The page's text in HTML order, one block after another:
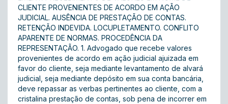
CLIENTE PROVENIENTES DE ACORDO EM AÇÃO
JUDICIAL. AUSÊNCIA DE PRESTAÇÃO DE CONTAS.
RETENÇÃO INDEVIDA. LOCUPLETAMENTO. CONFLITO
APARENTE DE NORMAS. PROCEDÊNCIA DA
REPRESENTAÇÃO. 1. Advogado que recebe valores
provenientes de acordo em ação judicial ajuizada em
favor do cliente, seja mediante levantamento de alvará
judicial, seja mediante depósito em sua conta bancária,
deve repassar as verbas pertinentes ao cliente, com a
cristalina prestação de contas, sob pena de incorrer em